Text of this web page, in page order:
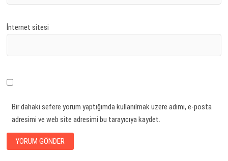
İnternet sitesi
Bir dahaki sefere yorum yaptığımda kullanılmak üzere adımı, e-posta
adresimi ve web site adresimi bu tarayıcıya kaydet.